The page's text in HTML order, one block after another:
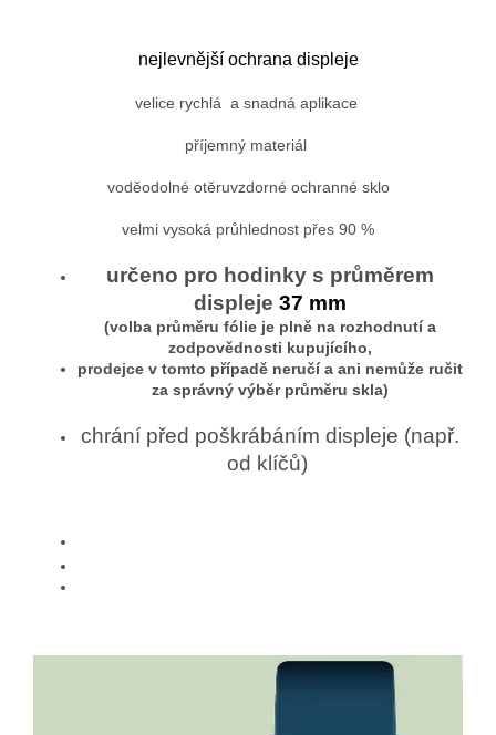
nejlevnější ochrana displeje
velice rychlá a snadná aplikace
příjemný materiál
voděodolné otěruvzdorné ochranné sklo
velmi vysoká průhlednost přes 90 %
určeno pro hodinky s průměrem
displeje 37 mm
(volba průměru fólie je plně na rozhodnutí a
zodpovědnosti kupujícího,
prodejce v tomto případě neručí a ani nemůže ručit
za správný výběr průměru skla)
chrání před poškrábáním displeje (např.
od klíčů)